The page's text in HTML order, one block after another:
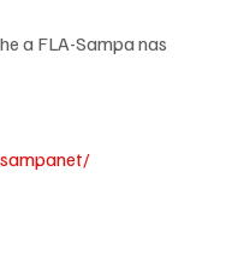
a FLA-Sampa nas